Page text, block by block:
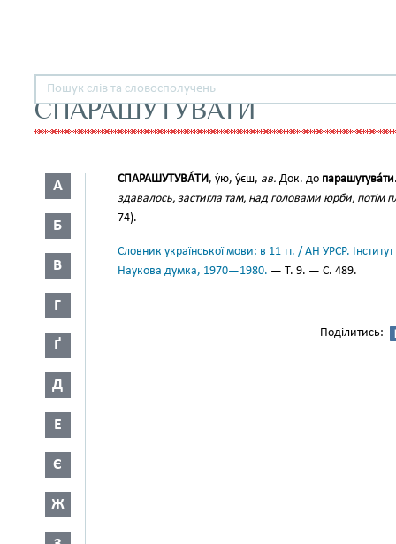
СПАРАШУТУВАТИ
А
Б
В
Г
Ґ
Д
Е
Є
Ж
СПАРАШУТУВА́ТИ, у́ю, у́єш, ав. Док. до парашутува́ти
здавалось, застигла там, над головами юрби, потім
74).
Словник української мови: в 11 тт. / АН УРСР.
Наукова думка, 1970—1980. — Т. 9. — С. 489.
Поділитись: